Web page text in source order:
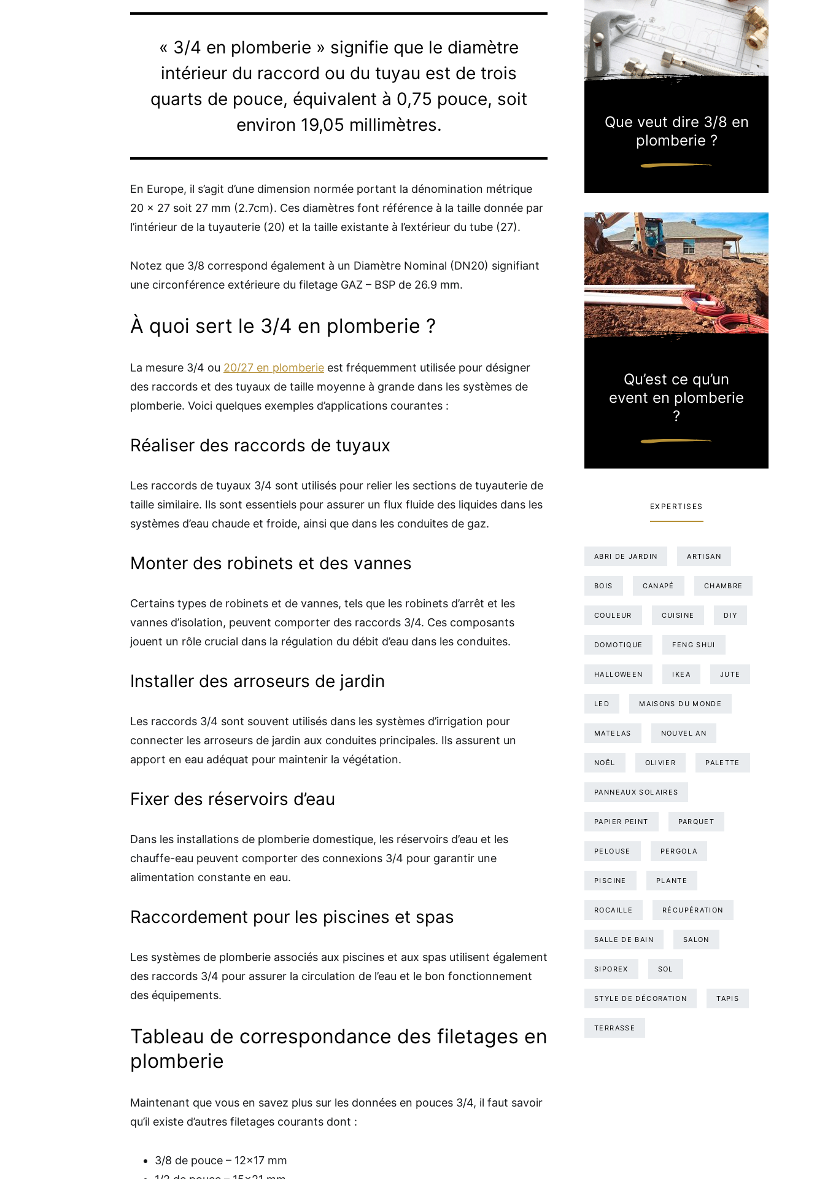
« 3/4 en plomberie » signifie que le diamètre
intérieur du raccord ou du tuyau est de trois
quarts de pouce, équivalent à 0,75 pouce, soit
environ 19,05 millimètres.
En Europe, il s’agit d’une dimension normée portant la dénomination métrique
20 x 27 soit 27 mm (2.7cm). Ces diamètres font référence à la taille donnée par
l’intérieur de la tuyauterie (20) et la taille existante à l’extérieur du tube (27).
Notez que 3/8 correspond également à un Diamètre Nominal (DN20) signifiant
une circonférence extérieure du filetage GAZ – BSP de 26.9 mm.
À quoi sert le 3/4 en plomberie ?
La mesure 3/4 ou 20/27 en plomberie est fréquemment utilisée pour désigner
des raccords et des tuyaux de taille moyenne à grande dans les systèmes de
plomberie. Voici quelques exemples d’applications courantes :
Réaliser des raccords de tuyaux
Les raccords de tuyaux 3/4 sont utilisés pour relier les sections de tuyauterie de
taille similaire. Ils sont essentiels pour assurer un flux fluide des liquides dans les
systèmes d’eau chaude et froide, ainsi que dans les conduites de gaz.
Monter des robinets et des vannes
Certains types de robinets et de vannes, tels que les robinets d’arrêt et les
vannes d’isolation, peuvent comporter des raccords 3/4. Ces composants
jouent un rôle crucial dans la régulation du débit d’eau dans les conduites.
Installer des arroseurs de jardin
Les raccords 3/4 sont souvent utilisés dans les systèmes d’irrigation pour
connecter les arroseurs de jardin aux conduites principales. Ils assurent un
apport en eau adéquat pour maintenir la végétation.
Fixer des réservoirs d’eau
Dans les installations de plomberie domestique, les réservoirs d’eau et les
chauffe-eau peuvent comporter des connexions 3/4 pour garantir une
alimentation constante en eau.
Raccordement pour les piscines et spas
Les systèmes de plomberie associés aux piscines et aux spas utilisent également
des raccords 3/4 pour assurer la circulation de l’eau et le bon fonctionnement
des équipements.
Tableau de correspondance des filetages en
plomberie
Maintenant que vous en savez plus sur les données en pouces 3/4, il faut savoir
qu’il existe d’autres filetages courants dont :
3/8 de pouce – 12×17 mm
Que veut dire 3/8 en
plomberie ?
Qu’est ce qu’un
event en plomberie
?
EXPERTISES
ABRI DE JARDIN ARTISAN
BOIS CANAPÉ CHAMBRE
COULEUR CUISINE DIY
DOMOTIQUE FENG SHUI
HALLOWEEN IKEA JUTE
LED MAISONS DU MONDE
MATELAS NOUVEL AN
NOËL OLIVIER PALETTE
PANNEAUX SOLAIRES
PAPIER PEINT PARQUET
PELOUSE PERGOLA
PISCINE PLANTE
ROCAILLE RÉCUPÉRATION
SALLE DE BAIN SALON
SIPOREX SOL
STYLE DE DÉCORATION TAPIS
TERRASSE